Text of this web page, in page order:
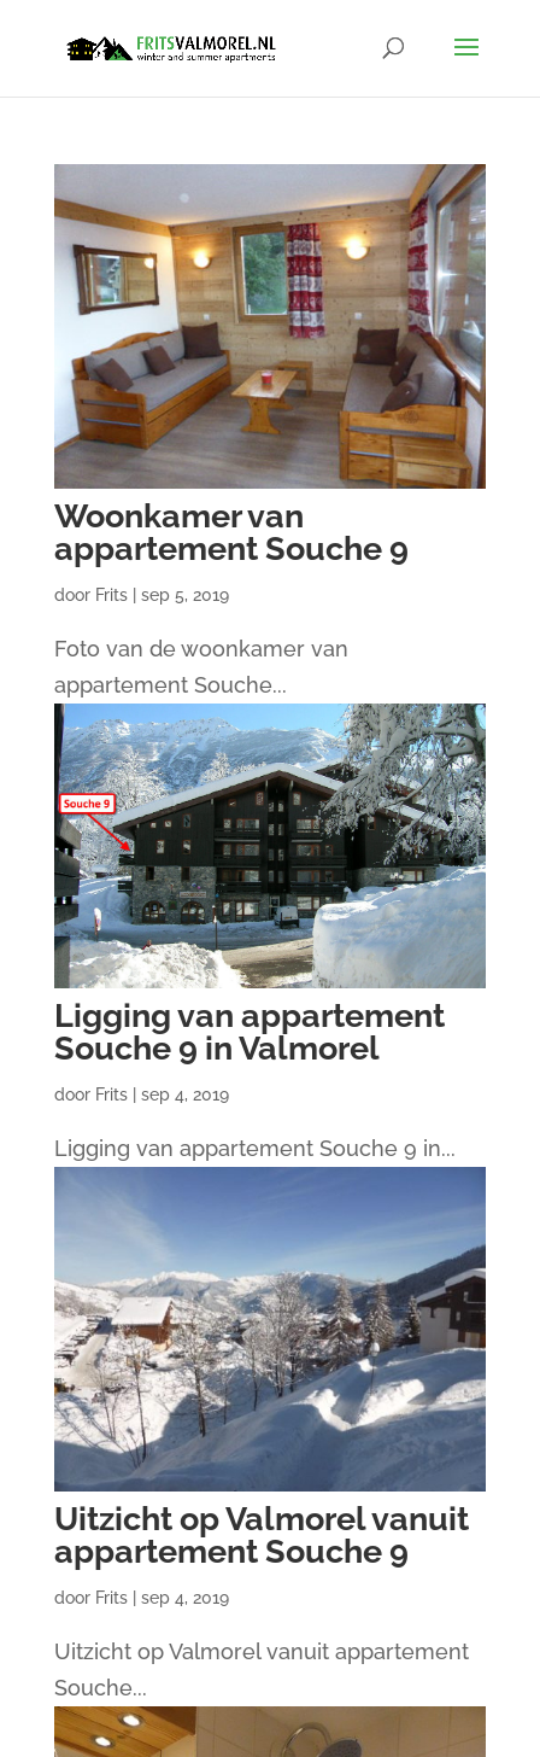
Woonkamer van
appartement Souche 9
door Frits| sep 5, 2019
Foto van de woonkamer van
appartement Souche...
Ligging van appartement
Souche 9 in Valmorel
door Frits| sep 4, 2019
Ligging van appartement Souche 9 in...
Uitzicht op Valmorel vanuit
appartement Souche 9
door Frits| sep 4, 2019
Uitzicht op Valmorel vanuit appartement
Souche...